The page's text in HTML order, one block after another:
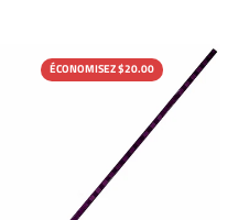
ÉCONOMISEZ $20.00